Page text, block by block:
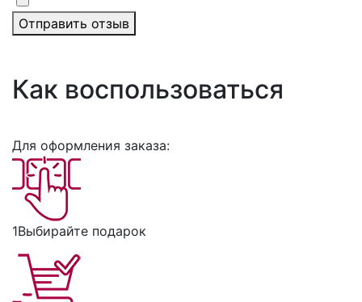
Отправить отзыв
Как воспользоваться
Для оформления заказа:
1Выбирайте подарок